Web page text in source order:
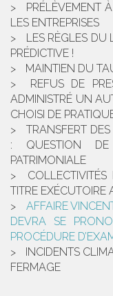
PRÉLÈVEMENT
LES ENTREPRISES
LES RÈGLES DU
PRÉDICTIVE !
MAINTIEN DU
REFUS DE
ADMINISTRÉ UN
CHOISI DE
TRANSFERT
: QUESTION DE
PATRIMONIALE
TITRE EXÉCUTOIRE
AFFAIRE
DEVRA SE
PROCÉDURE
INCIDENTS
FERMAGE